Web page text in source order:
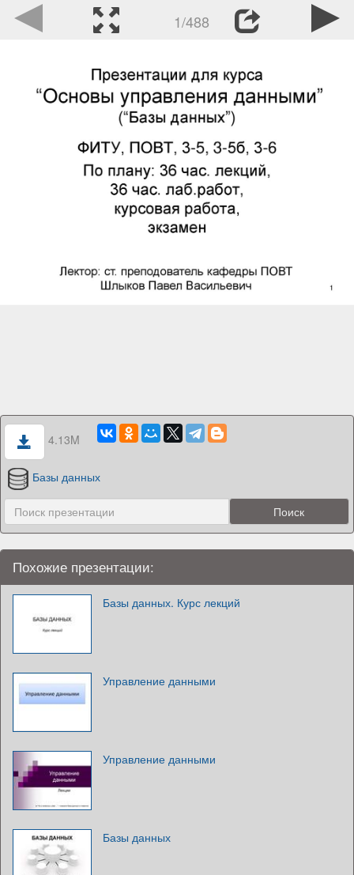
1/488
4.13M
Базы данных
Похожие презентации:
Базы данных. Курс лекций
Управление данными
Управление данными
Базы данных